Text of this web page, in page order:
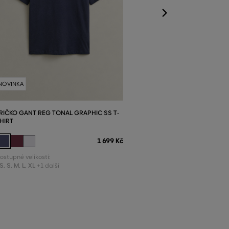
GANT REG TONAL GRAPHIC SS T-
1 699 Kč
velikosti:
S M L XL +1 další